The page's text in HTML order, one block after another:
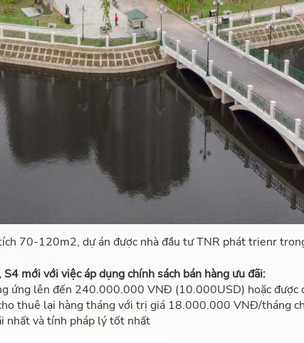
70-120m2, dự án được nhà đầu tư TNR phát trienr
S4 mới với việcáp dụng chính sách bán hàng ưu đãi:
ứng lên đến 240.000.000 VNĐ (10.000USD) hoặc
thuê lại hàng tháng với trị giá 18.000.000 VNĐ/tháng
nhất và tính pháp lý tốt nhất